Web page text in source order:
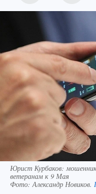
Юрист Курбаков:
ветеранам к 9 Мая
Фото: Александр Новиков.